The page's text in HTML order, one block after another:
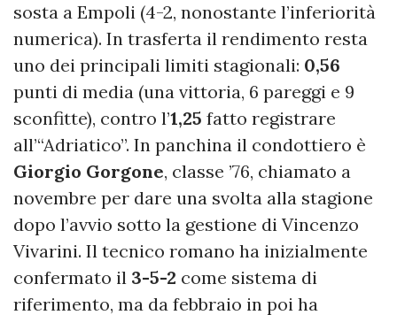
sosta a Empoli (4-2, nonostante l’inferiorità
numerica). In trasferta il rendimento resta
uno dei principali limiti stagionali: 0,56
punti di media (una vittoria, 6 pareggi e 9
sconfitte), contro l’1,25 fatto registrare
all’“Adriatico”. In panchina il condottiero è
Giorgio Gorgone, classe ’76, chiamato a
novembre per dare una svolta alla stagione
dopo l’avvio sotto la gestione di Vincenzo
Vivarini. Il tecnico romano ha inizialmente
confermato il 3-5-2 come sistema di
riferimento, ma da febbraio in poi ha